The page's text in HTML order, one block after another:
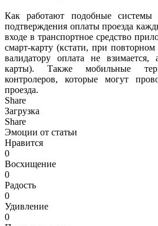
Как работают подобные системы
подтверждения оплаты проезда
входе в транспортное средство
смарт-карту (кстати, при
валидатору оплата не взимается,
карты). Также мобильные
контролеров, которые могут
проезда.
Share
Загрузка
Share
Эмоции от статьи
Нравится
0
Восхищение
0
Радость
0
Удивление
0